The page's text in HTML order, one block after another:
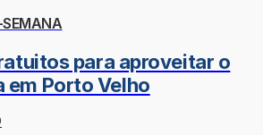
SEMANA
para aproveitar o
em Porto Velho